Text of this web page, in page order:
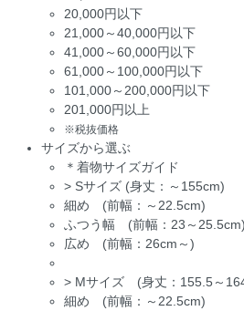
20,000円以下
21,000～40,000円以下
41,000～60,000円以下
61,000～100,000円以下
101,000～200,000円以下
201,000円以上
※税抜価格
サイズから選ぶ
＊着物サイズガイド
> Sサイズ (身丈：～155cm)
細め (前幅：～22.5cm)
ふつう幅 (前幅：23～25.5cm)
広め (前幅：26cm～)
> Mサイズ (身丈：155.5～
細め (前幅：～22.5cm)